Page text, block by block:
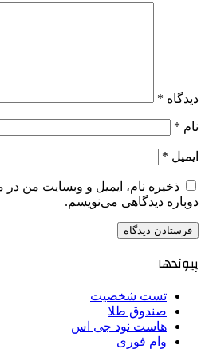
دیدگاه *
نام *
ایمیل *
ذخیره نام، ایمیل و وبسایت من
دوباره دیدگاهی می‌نویسم.
پیوندها
تست شخصیت
صندوق طلا
هاست نود جی اس
وام فوری